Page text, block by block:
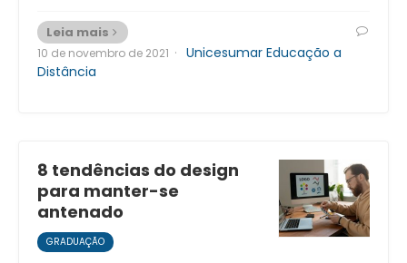
Leia mais
10 de novembro de 2021 · Unicesumar Educação a
Distância
8 tendências do design
para manter-se
antenado
GRADUAÇÃO